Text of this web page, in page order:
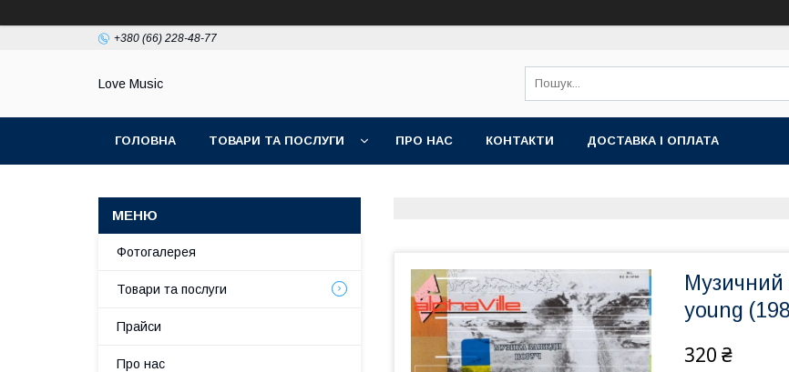
+380 (66) 228-48-77
Love Music
ГОЛОВНА ТОВАРИ ТА ПОСЛУГИ ПРО НАС КОНТАКТИ ДОСТАВКА І ОПЛАТА
Музичний
young
320 ₴
Фотогалерея
Товари та послуги
Прайси
Про нас